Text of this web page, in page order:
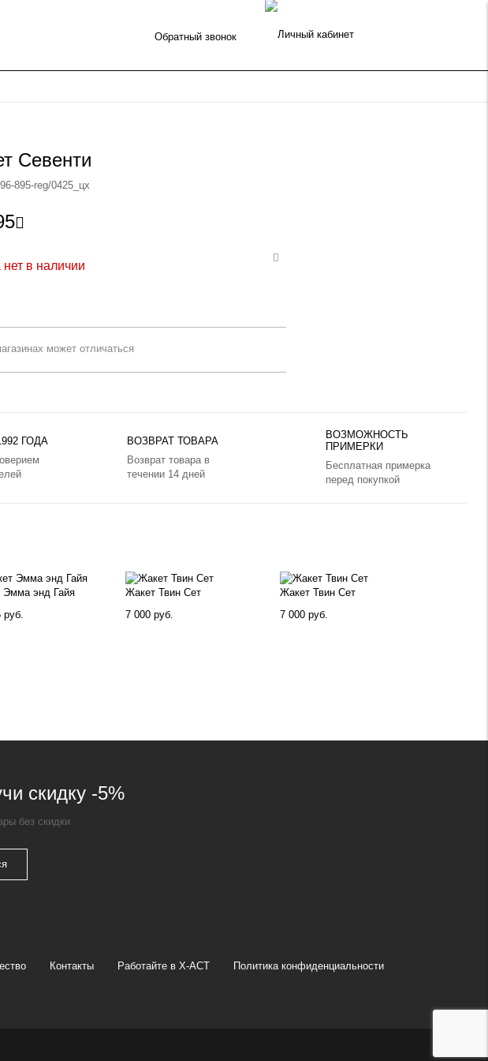
Обратный звонок
Севенти
895-reg/0425_цх

в наличии
может отличаться
ГОДА
ВОЗВРАТ ТОВАРА
Возврат товара в
течении 14 дней
ВОЗМОЖНОСТЬ
ПРИМЕРКИ
Бесплатная примерка
перед покупкой
Эмма энд Гайя
руб.
Жакет Твин Сет
7 000 руб.
Жакет Твин Сет
7 000 руб.
скидку -5%
без скидки
Контакты Работайте в X-ACT Политика конфиденциальности